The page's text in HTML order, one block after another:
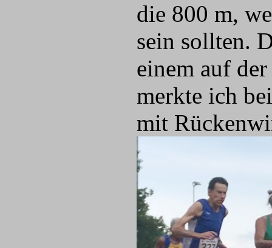
die 800 m,
sein sollten.
einem auf
merkte ich
mit